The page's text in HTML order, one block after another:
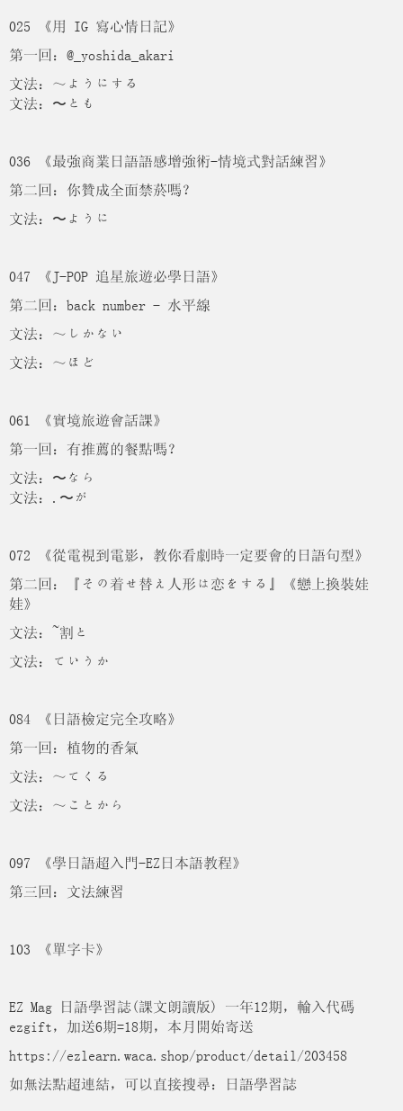
025 《用 IG 寫心情日記》
第一回：@_yoshida_akari
文法：～ようにする
文法：〜とも
036 《最強商業日語語感增強術-情境式對話練習》
第二回：你贊成全面禁菸嗎？
文法：〜ように
047 《J-POP 追星旅遊必學日語》
第二回：back number - 水平線
文法：～しかない
文法：～ほど
061 《實境旅遊會話課》
第一回：有推薦的餐點嗎？
文法：〜なら
文法：.〜が
072 《從電視到電影，教你看劇時一定要會的日語句型》
第二回：『その着せ替え人形は恋をする』《戀上換裝娃
娃》
文法：~割と
文法：ていうか
084 《日語檢定完全攻略》
第一回：植物的香氣
文法：～てくる
文法：～ことから
097 《學日語超入門-EZ日本語教程》
第三回：文法練習
103 《單字卡》
EZ Mag 日語學習誌(課文朗讀版) 一年12期，輸入代碼
ezgift，加送6期=18期，本月開始寄送
https://ezlearn.waca.shop/product/detail/203458
如無法點超連結，可以直接搜尋：日語學習誌